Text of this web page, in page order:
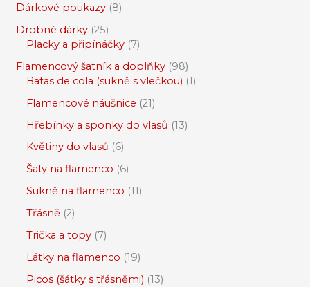
Dárkové poukazy 8
Drobné dárky 25
Placky a připínáčky 7
Flamencový šatník a doplňky 98
Batas de cola (sukně s vlečkou) 1
Flamencové náušnice 21
Hřebínky a sponky do vlasů 13
Květiny do vlasů 6
Šaty na flamenco 6
Sukně na flamenco 11
Třásně 2
Trička a topy 7
Látky na flamenco 19
Picos (šátky s třásněmi) 13